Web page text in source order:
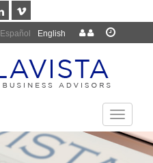
Español English
TOGGLE